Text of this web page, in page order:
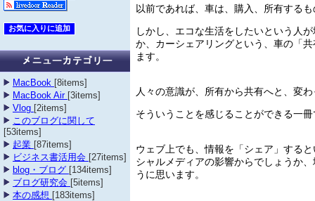
以前であれば、車は、購入、所有する
しかし、エコな生活をしたいという人
か、カーシェアリングという、車の「
ます。
人々の意識が、所有から共有へと、変
そういうことを感じることができる一
ウェブ上でも、情報を「シェア」する
シャルメディアの影響からでしょうか
うに思います。
MacBook [8items]
MacBook Air [3items]
Vlog [2items]
このブログに関して
[53items]
起業 [87items]
ビジネス書活用会 [27items]
blog・ブログ [134items]
ブログ研究会 [5items]
本の感想 [183items]